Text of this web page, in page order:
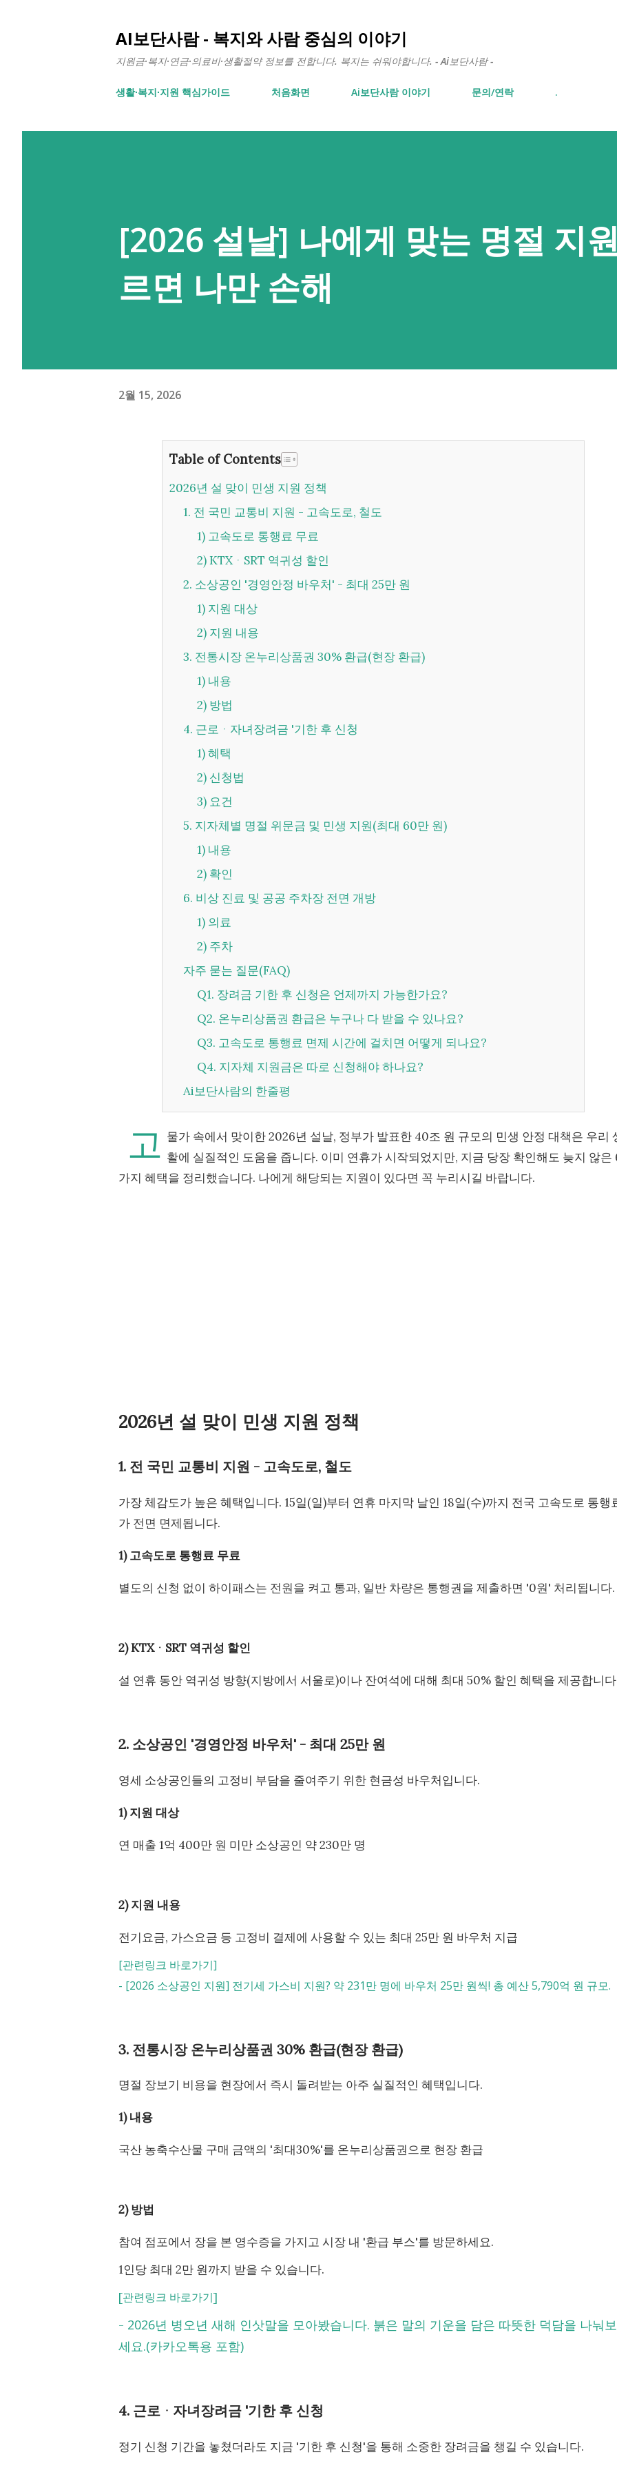
AI보단사람 - 복지와 사람 중심의 이야기
지원금·복지·연금·의료비·생활절약 정보를 전합니다. 복지는 쉬워야합니다. - Ai보단사람 -
생활∙복지∙지원 핵심가이드 처음화면 Ai보단사람 이야기 문의/연락 .
[2026 설날] 나에게 맞는 명절 지
르면 나만 손해
2월 15, 2026
Table of Contents
2026년 설 맞이 민생 지원 정책
1. 전 국민 교통비 지원 - 고속도로, 철도
1) 고속도로 통행료 무료
2) KTXᆞSRT 역귀성 할인
2. 소상공인 '경영안정 바우처' - 최대 25만 원
1) 지원 대상
2) 지원 내용
3. 전통시장 온누리상품권 30% 환급(현장 환급)
1) 내용
2) 방법
4. 근로ᆞ자녀장려금 '기한 후 신청
1) 혜택
2) 신청법
3) 요건
5. 지자체별 명절 위문금 및 민생 지원(최대 60만 원)
1) 내용
2) 확인
6. 비상 진료 및 공공 주차장 전면 개방
1) 의료
2) 주차
자주 묻는 질문(FAQ)
Q1. 장려금 기한 후 신청은 언제까지 가능한가요?
Q2. 온누리상품권 환급은 누구나 다 받을 수 있나요?
Q3. 고속도로 통행료 면제 시간에 걸치면 어떻게 되나요?
Q4. 지자체 지원금은 따로 신청해야 하나요?
Ai보단사람의 한줄평
고 물가 속에서 맞이한 2026년 설날, 정부가 발표한 40조 원 규모의 민생 안정 대책은 우리
활에 실질적인 도움을 줍니다. 이미 연휴가 시작되었지만, 지금 당장 확인해도 늦지 않은
가지 혜택을 정리했습니다. 나에게 해당되는 지원이 있다면 꼭 누리시길 바랍니다.
2026년 설 맞이 민생 지원 정책
1. 전 국민 교통비 지원 - 고속도로, 철도
가장 체감도가 높은 혜택입니다. 15일(일)부터 연휴 마지막 날인 18일(수)까지 전국 고속도로 통행
가 전면 면제됩니다.
1) 고속도로 통행료 무료
별도의 신청 없이 하이패스는 전원을 켜고 통과, 일반 차량은 통행권을 제출하면 '0원' 처리됩니다.
2) KTXᆞSRT 역귀성 할인
설 연휴 동안 역귀성 방향(지방에서 서울로)이나 잔여석에 대해 최대 50% 할인 혜택을 제공합니
2. 소상공인 '경영안정 바우처' - 최대 25만 원
영세 소상공인들의 고정비 부담을 줄여주기 위한 현금성 바우처입니다.
1) 지원 대상
연 매출 1억 400만 원 미만 소상공인 약 230만 명
2) 지원 내용
전기요금, 가스요금 등 고정비 결제에 사용할 수 있는 최대 25만 원 바우처 지급
[관련링크 바로가기]
- [2026 소상공인 지원] 전기세 가스비 지원? 약 231만 명에 바우처 25만 원씩! 총 예산 5,790억 원 규모.
3. 전통시장 온누리상품권 30% 환급(현장 환급)
명절 장보기 비용을 현장에서 즉시 돌려받는 아주 실질적인 혜택입니다.
1) 내용
국산 농축수산물 구매 금액의 '최대30%'를 온누리상품권으로 현장 환급
2) 방법
참여 점포에서 장을 본 영수증을 가지고 시장 내 '환급 부스'를 방문하세요.
1인당 최대 2만 원까지 받을 수 있습니다.
[관련링크 바로가기]
- 2026년 병오년 새해 인삿말을 모아봤습니다. 붉은 말의 기운을 담은 따뜻한 덕담을 나눠보
세요.(카카오톡용 포함)
4. 근로ᆞ자녀장려금 '기한 후 신청
정기 신청 기간을 놓쳤더라도 지금 '기한 후 신청'을 통해 소중한 장려금을 챙길 수 있습니다.